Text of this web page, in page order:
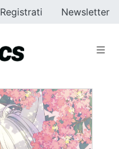
Registrati Newsletter